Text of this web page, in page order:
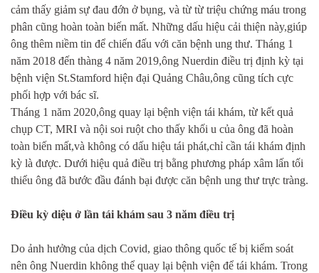
cảm thấy giảm sự đau đớn ở bụng, và từ từ triệu chứng máu trong
phân cũng hoàn toàn biến mất. Những dấu hiệu cải thiện này,giúp
ông thêm niềm tin để chiến đấu với căn bệnh ung thư. Tháng 1
năm 2018 đến thàng 4 năm 2019,ông Nuerdin điều trị định kỳ tại
bệnh viện St.Stamford hiện đại Quảng Châu,ông cũng tích cực
phối hợp với bác sĩ.
Tháng 1 năm 2020,ông quay lại bệnh viện tái khám, từ kết quả
chụp CT, MRI và nội soi ruột cho thấy khối u của ông đã hoàn
toàn biến mất,và không có dấu hiệu tái phát,chỉ cần tái khám định
kỳ là được. Dưới hiệu quả điều trị bằng phương pháp xâm lấn tối
thiểu ông đã bước đầu đánh bại được căn bệnh ung thư trực tràng.
Điều kỳ diệu ở lần tái khám sau 3 năm điều trị
Do ảnh hưởng của dịch Covid, giao thông quốc tế bị kiểm soát
nên ông Nuerdin không thể quay lại bệnh viện để tái khám. Trong